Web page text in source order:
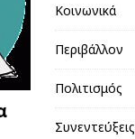
Κοινωνικά
Περιβάλλον
Πολιτισμός
Συνεντεύξεις